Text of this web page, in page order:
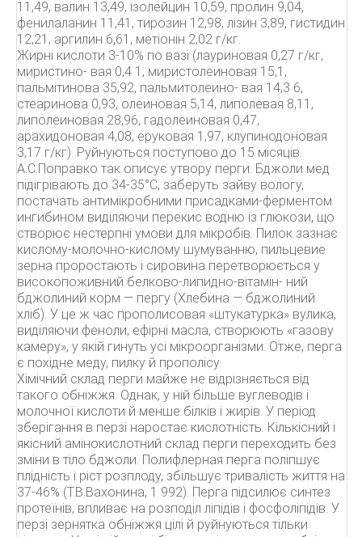
11,49, валин 13,49, ізолейцин 10,59, пролин 9,04,
фенилаланин 11,41, тирозин 12,98, лізин 3,89, гистидин
12,21, аргилин 6,61, метіонін 2,02 г/кг.
Жирні кислоти 3-10% по вазі (лауриновая 0,27 г/кг,
миристино- вая 0,4 1, миристолеиновая 15,1,
пальмітинова 35,92, пальмитолеино- вая 14,3 6,
стеаринова 0,93, олеиновая 5,14, липолевая 8,11,
липолеиновая 28,96, гадолеиновая 0,47,
арахидоновая 4,08, еруковая 1,97, клупинодоновая
3,17 г/кг). Руйнуються поступово до 15 місяців.
А.С.Поправко так описує утвору перги. Бджоли мед
підігрівають до 34-35°С, заберуть зайву вологу,
постачать антимікробними присадками-ферментом
ингибином виділяючи перекис водню із глюкози, що
створює нестерпні умови для мікробів. Пилок зазнає
кислому-молочно-кислому шумуванню, пильцевие
зерна проростають і сировина перетворюється у
високопоживний белково-липидно-вітамін- ний
бджолиний корм — пергу (Хлебина — бджолиний
хліб). У це ж час прополисовая «штукатурка» вулика,
виділяючи феноли, ефірні масла, створюють «газову
камеру», у якій гинуть усі мікроорганізми. Отже, перга
є похідне меду, пилку й прополісу.
Хімічний склад перги майже не відрізняється від
такого обніжжя. Однак, у ній більше вуглеводів і
молочної кислоти й менше білків і жирів. У період
зберігання в перзі наростає кислотність. Кількісний і
якісний амінокислотний склад перги переходить без
зміни в тіло бджоли. Полифлерная перга поліпшує
плідність і ріст розплоду, збільшує тривалість життя на
37-46% (Т.В.Вахонина, 1 992). Перга підсилює синтез
протеїнів, впливає на розподіл ліпідів і фосфоліпідів. У
перзі зернятка обніжжя цілі й руйнуються тільки